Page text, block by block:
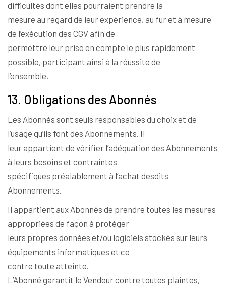
difficultés dont elles pourraient prendre la
mesure au regard de leur expérience, au fur et à mesure
de l’exécution des CGV afin de
permettre leur prise en compte le plus rapidement
possible, participant ainsi à la réussite de
l’ensemble.
13. Obligations des Abonnés
Les Abonnés sont seuls responsables du choix et de
l’usage qu’ils font des Abonnements. Il
leur appartient de vérifier l’adéquation des Abonnements
à leurs besoins et contraintes
spécifiques préalablement à l’achat desdits
Abonnements.
Il appartient aux Abonnés de prendre toutes les mesures
appropriées de façon à protéger
leurs propres données et/ou logiciels stockés sur leurs
équipements informatiques et ce
contre toute atteinte.
L’Abonné garantit le Vendeur contre toutes plaintes,